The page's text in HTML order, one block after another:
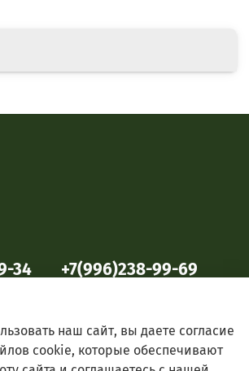
34 +7(996)238-99-69
наш сайт, вы даете согласие
cookie, которые обеспечивают